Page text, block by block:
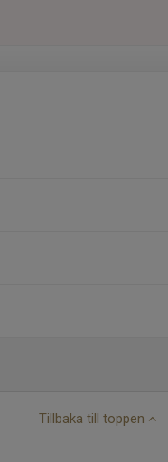
Tillbaka till toppen